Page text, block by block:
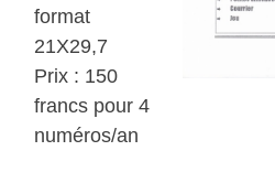
format
21X29,7
Prix : 150
francs pour 4
numéros/an